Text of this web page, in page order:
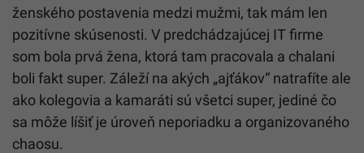
ženského postavenia medzi mužmi, tak mám len
pozitívne skúsenosti. V predchádzajúcej IT firme
som bola prvá žena, ktorá tam pracovala a chalani
boli fakt super. Záleží na akých „ajťákov“ natrafíte ale
ako kolegovia a kamaráti sú všetci super, jediné čo
sa môže líšiť je úroveň neporiadku a organizovaného
chaosu.